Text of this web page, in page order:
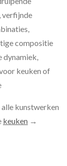
verfijnde
compositie
dynamiek,
keuken of
kunstwerken
keuken →